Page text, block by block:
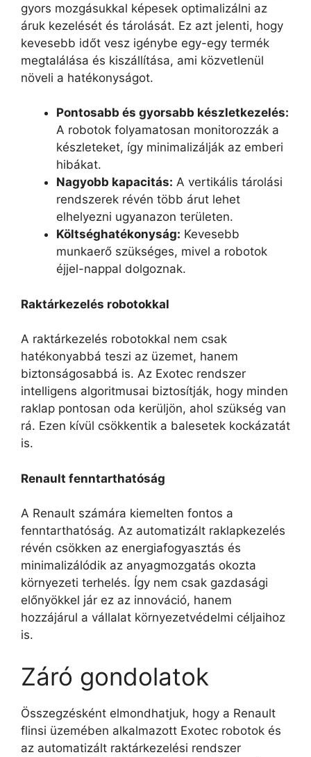
gyors mozgásukkal képesek optimalizálni az
áruk kezelését és tárolását. Ez azt jelenti, hogy
kevesebb időt vesz igénybe egy-egy termék
megtalálása és kiszállítása, ami közvetlenül
növeli a hatékonyságot.
Pontosabb és gyorsabb készletkezelés:
A robotok folyamatosan monitorozzák a
készleteket, így minimalizálják az emberi
hibákat.
Nagyobb kapacitás: A vertikális tárolási
rendszerek révén több árut lehet
elhelyezni ugyanazon területen.
Költséghatékonyság: Kevesebb
munkaerő szükséges, mivel a robotok
éjjel-nappal dolgoznak.
Raktárkezelés robotokkal
A raktárkezelés robotokkal nem csak
hatékonyabbá teszi az üzemet, hanem
biztonságosabbá is. Az Exotec rendszer
intelligens algoritmusai biztosítják, hogy minden
raklap pontosan oda kerüljön, ahol szükség van
rá. Ezen kívül csökkentik a balesetek kockázatát
is.
Renault fenntarthatóság
A Renault számára kiemelten fontos a
fenntarthatóság. Az automatizált raklapkezelés
révén csökken az energiafogyasztás és
minimalizálódik az anyagmozgatás okozta
környezeti terhelés. Így nem csak gazdasági
előnyökkel jár ez az innováció, hanem
hozzájárul a vállalat környezetvédelmi céljaihoz
is.
Záró gondolatok
Összegzésként elmondhatjuk, hogy a Renault
flinsi üzemében alkalmazott Exotec robotok és
az automatizált raktárkezelési rendszer